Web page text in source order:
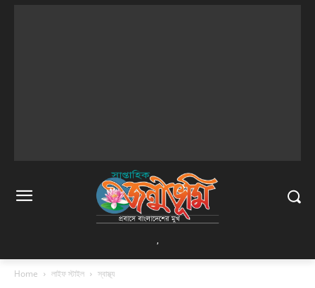
Home লাইফ স্টাইল স্বাস্থ্য